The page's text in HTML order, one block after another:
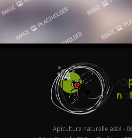
Apiculture naturelle asbl -